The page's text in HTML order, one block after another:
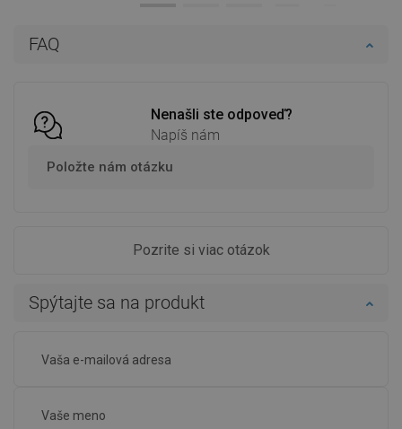
FAQ
Nenašli ste odpoveď?
Napíš nám
Položte nám otázku
Pozrite si viac otázok
Spýtajte sa na produkt